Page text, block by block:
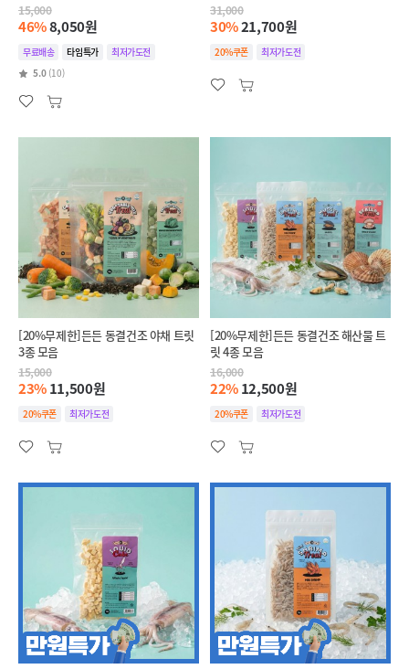
15,000
46%8,050원
무료배송 타임특가
최저가도전
5.0 (10)
31,000
30%21,700원
20%쿠폰 최저가도전
[20%무제한]든든 동결건조 야채 트릿
3종 모음
15,000
23%11,500원
20%쿠폰 최저가도전
[20%무제한]든든 동결건조 해산물 트
릿 4종 모음
16,000
22%12,500원
20%쿠폰 최저가도전